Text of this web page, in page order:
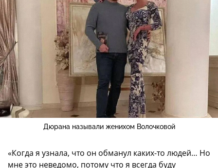
Дюрана называли женихом Волочковой
«Когда я узнала, что он обманул каких-то людей… Но
мне это неведомо, потому что я всегда буду